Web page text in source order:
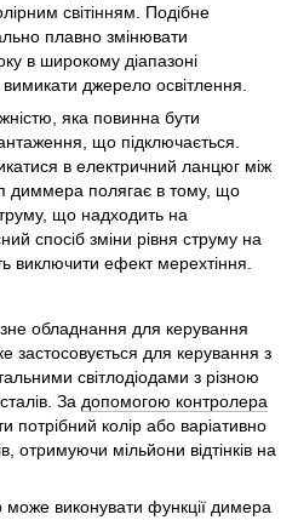
світінням. Подібне
плавно змінювати
в широкому діапазоні
вимикати джерело освітлення.
яка повинна бути
що підключається.
в електричний ланцюг між
диммера полягає в тому, що
що надходить на
спосіб зміни рівня струму на
виключити ефект мерехтіння.
обладнання для керування
застосовується для керування з
світлодіодами з різною
За допомогою контролера
потрібний колір або варіативно
отримуючи мільйони відтінків на
може виконувати функції димера